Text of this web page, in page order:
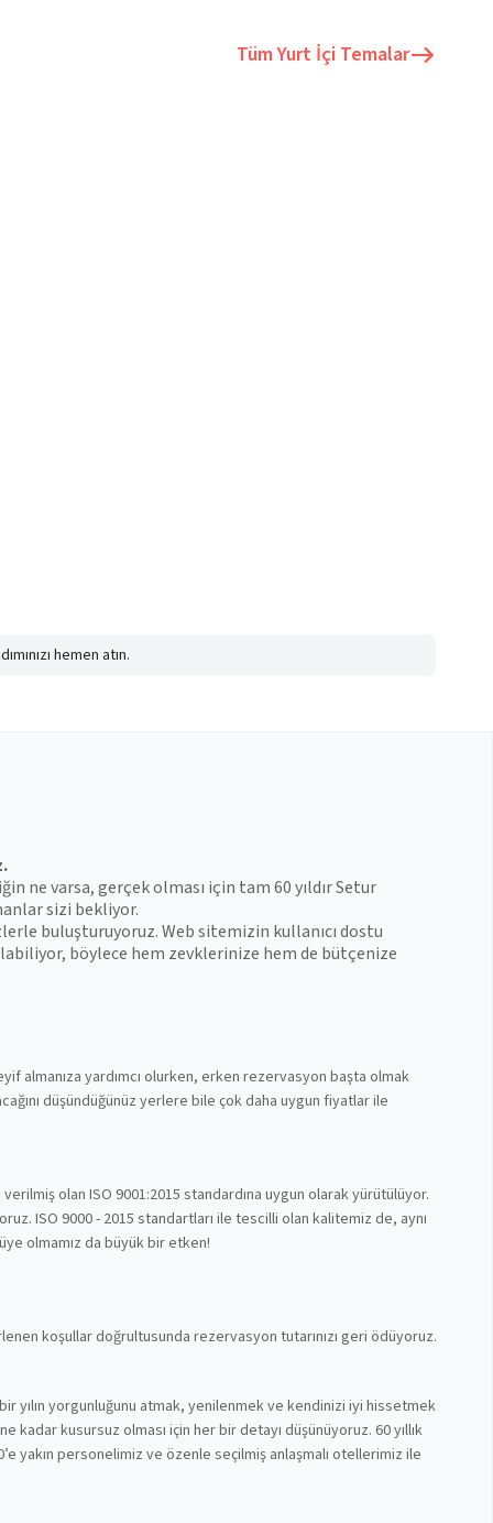
TümYurt İçi Temalar
hemen atın.
ne varsa, gerçek olması için tam 60 yıldır Setur
sizi bekliyor.
buluşturuyoruz. Web sitemizin kullanıcı dostu
böylece hem zevklerinize hem de bütçenize
almanıza yardımcı olurken, erken rezervasyon başta olmak
düşündüğünüz yerlere bile çok daha uygun fiyatlar ile
olan ISO 9001:2015 standardına uygun olarak yürütülüyor.
ISO 9000 - 2015 standartları ile tescilli olan kalitemiz de, aynı
olmamız da büyük bir etken!
koşullar doğrultusunda rezervasyon tutarınızı geri ödüyoruz.
yılın yorgunluğunu atmak, yenilenmek ve kendinizi iyi hissetmek
kadar kusursuz olması için her bir detayı düşünüyoruz. 60 yıllık
yakın personelimiz ve özenle seçilmiş anlaşmalı otellerimiz ile